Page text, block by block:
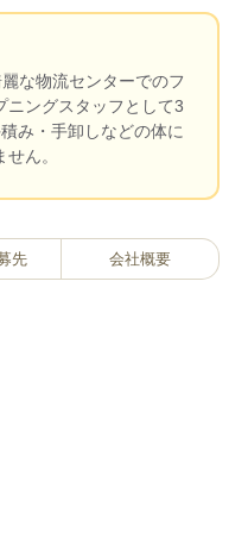
な物流センターでのフ
ニングスタッフとして3
み・手卸しなどの体に
ん。
先 会社概要